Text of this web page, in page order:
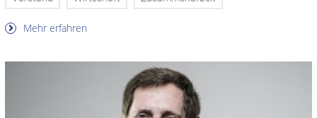
Mehr erfahren